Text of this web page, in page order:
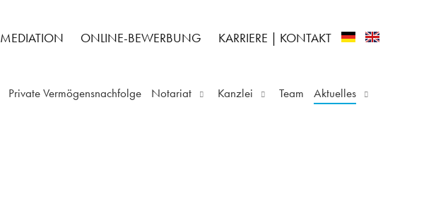
MEDIATION ONLINE-BEWERBUNG KARRIERE KONTAKT
Private Vermögensnachfolge Notariat Kanzlei Team Aktuelles